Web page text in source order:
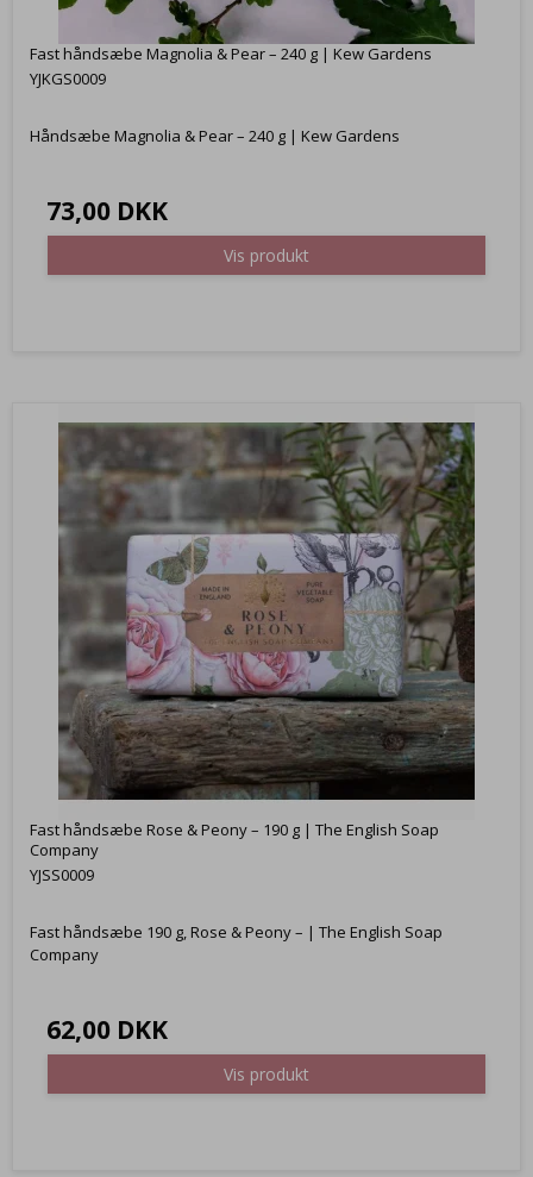
Fast håndsæbe Magnolia & Pear – 240 g | Kew Gardens
YJKGS0009
Håndsæbe Magnolia & Pear – 240 g | Kew Gardens
73,00 DKK
Vis produkt
Fast håndsæbe Rose & Peony – 190 g | The English Soap
Company
YJSS0009
Fast håndsæbe 190 g, Rose & Peony – | The English Soap
Company
62,00 DKK
Vis produkt